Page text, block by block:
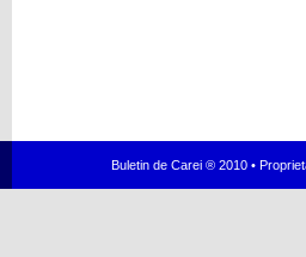
Buletin de Carei ® 2010 •